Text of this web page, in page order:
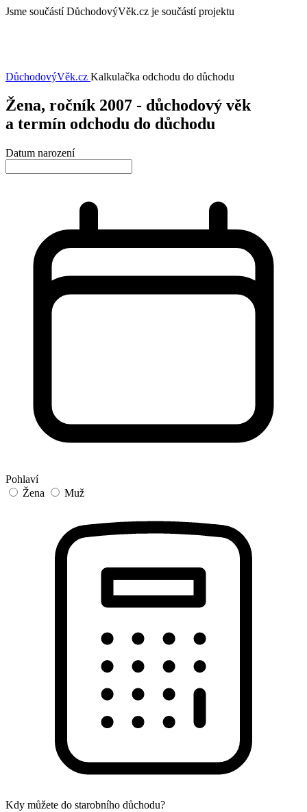
Jsme součástí DůchodovýVěk.cz je součástí projektu
DůchodovýVěk.cz Kalkulačka odchodu do důchodu
Žena, ročník 2007 - důchodový věk
a termín odchodu do důchodu
Datum narození
Pohlaví
Žena
Muž
Kdy můžete do starobního důchodu?